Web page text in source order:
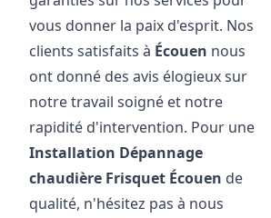
vous donner la paix d'esprit. Nos
clients satisfaits à Écouen nous
ont donné des avis élogieux sur
notre travail soigné et notre
rapidité d'intervention. Pour une
Installation Dépannage
chaudière Frisquet Écouen de
qualité, n'hésitez pas à nous